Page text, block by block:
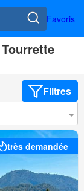
Favoris
Filtres
très demandée